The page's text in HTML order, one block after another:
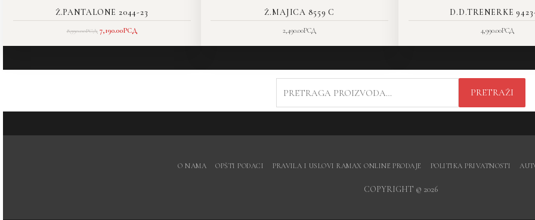
Ž.PANTALONE 2044-23
8,990.00РСД 7,190.00РСД
Ž.MAJICA 8559 C
2,490.00РСД
D.D.TRENERKE
4,990.00РСД
ZA:
PRETRAŽI
O NAMA OPŠTI PODACI PRAVILA I USLOVI RAMAX ONLINE PRODAJE POLITIKA PRIVATNOSTI
COPYRIGHT © 2026